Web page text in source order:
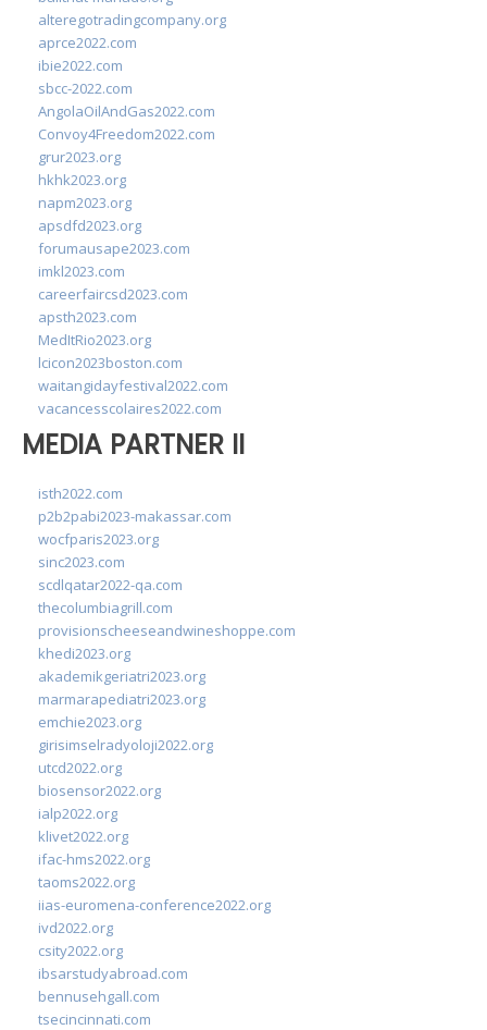
alteregotradingcompany.org
aprce2022.com
ibie2022.com
sbcc-2022.com
AngolaOilAndGas2022.com
Convoy4Freedom2022.com
grur2023.org
hkhk2023.org
napm2023.org
apsdfd2023.org
forumausape2023.com
imkl2023.com
careerfaircsd2023.com
apsth2023.com
MedItRio2023.org
lcicon2023boston.com
waitangidayfestival2022.com
vacancesscolaires2022.com
MEDIA PARTNER II
isth2022.com
p2b2pabi2023-makassar.com
wocfparis2023.org
sinc2023.com
scdlqatar2022-qa.com
thecolumbiagrill.com
provisionscheeseandwineshoppe.com
khedi2023.org
akademikgeriatri2023.org
marmarapediatri2023.org
emchie2023.org
girisimselradyoloji2022.org
utcd2022.org
biosensor2022.org
ialp2022.org
klivet2022.org
ifac-hms2022.org
taoms2022.org
iias-euromena-conference2022.org
ivd2022.org
csity2022.org
ibsarstudyabroad.com
bennusehgall.com
tsecincinnati.com